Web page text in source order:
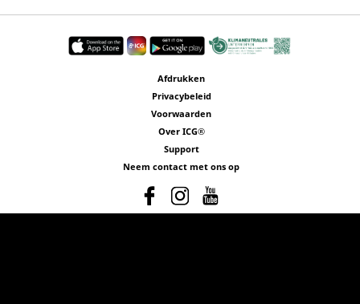
Afdrukken
Privacybeleid
Voorwaarden
Over ICG®
Support
Neem contact met ons op